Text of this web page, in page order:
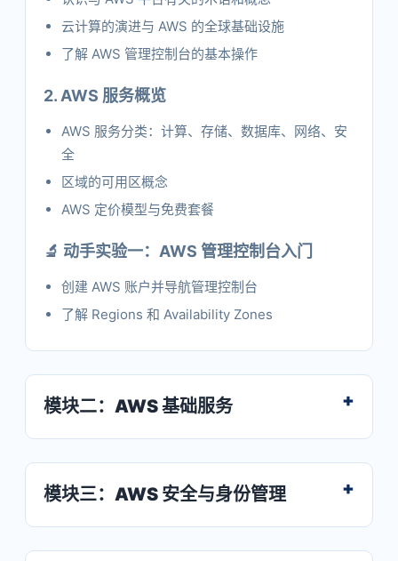
云计算的演进与 AWS 的全球基础设施
了解 AWS 管理控制台的基本操作
2. AWS 服务概览
AWS 服务分类：计算、存储、数据库、网络、安
全
区域的可用区概念
AWS 定价模型与免费套餐
🔬 动手实验一：AWS 管理控制台入门
创建 AWS 账户并导航管理控制台
了解 Regions 和 Availability Zones
模块二：AWS 基础服务
模块三：AWS 安全与身份管理